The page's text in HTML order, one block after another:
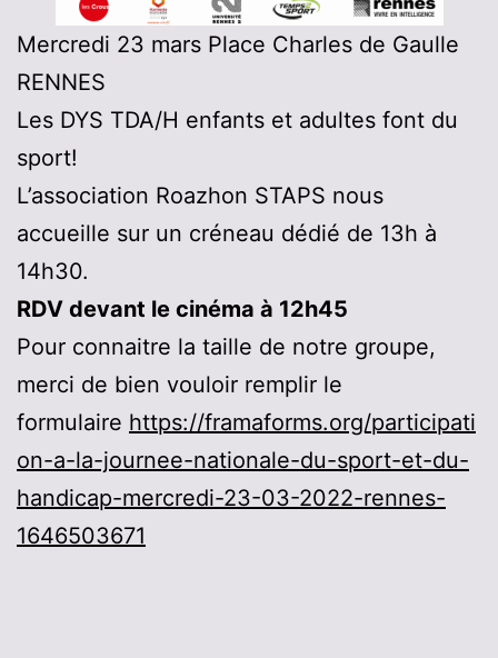
Mercredi 23 mars Place Charles de Gaulle
RENNES
Les DYS TDA/H enfants et adultes font du
sport!
L’association Roazhon STAPS nous
accueille sur un créneau dédié de 13h à
14h30.
RDV devant le cinéma à 12h45
Pour connaitre la taille de notre groupe,
merci de bien vouloir remplir le
formulaire https://framaforms.org/participati
on-a-la-journee-nationale-du-sport-et-du-
handicap-mercredi-23-03-2022-rennes-
1646503671